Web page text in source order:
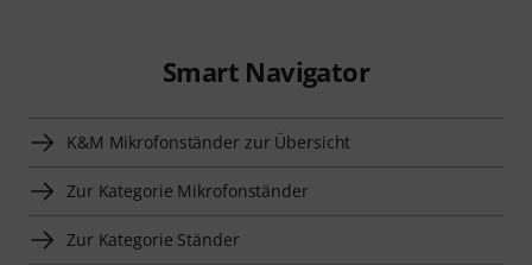
Smart Navigator
K&M Mikrofonständer zur Übersicht
Zur Kategorie Mikrofonständer
Zur Kategorie Ständer